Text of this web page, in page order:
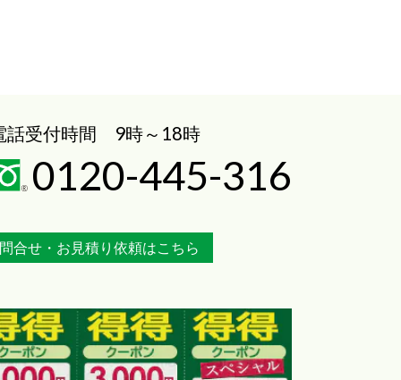
話受付時間 9時～18時
0120-445-316
合せ・お見積り依頼はこちら